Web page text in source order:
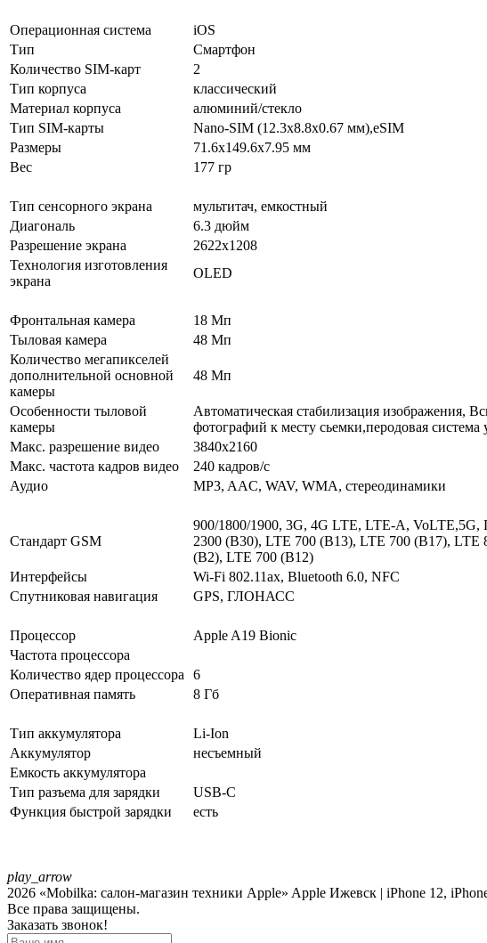
Операционная система
iOS
Тип
Смартфон
Количество SIM-карт
2
Тип корпуса
классический
Материал корпуса
алюминий/стекло
Тип SIM-карты
Nano-SIM (12.3x8.8x0.67 мм),eSIM
Размеры
71.6x149.6x7.95 мм
Вес
177 гр
Тип сенсорного экрана
мультитач, емкостный
Диагональ
6.3 дюйм
Разрешение экрана
2622x1208
Технология изготовления
экрана
OLED
Фронтальная камера
18 Мп
Тыловая камера
48 Мп
Количество мегапикселей
дополнительной основной
камеры
48 Мп
Особенности тыловой
камеры
Автоматическая стабилизация изображения,
фотографий к месту сьемки,перодовая система
Макс. разрешение видео
3840х2160
Макс. частота кадров видео
240 кадров/с
Аудио
MP3, AAC, WAV, WMA, стереодинамики
Стандарт GSM
900/1800/1900, 3G, 4G LTE, LTE-A,
2300 (B30), LTE 700 (B13), LTE 700 (B17),
(B2), LTE 700 (B12)
Интерфейсы
Wi-Fi 802.11ax, Bluetooth 6.0, NFC
Спутниковая навигация
GPS, ГЛОНАСС
Процессор
Apple A19 Bionic
Частота процессора
Количество ядер процессора
6
Оперативная память
8 Гб
Тип аккумулятора
Li-Ion
Аккумулятор
несъемный
Емкость аккумулятора
Тип разъема для зарядки
USB-C
Функция быстрой зарядки
есть
play_arrow
2026 «Mobilka: салон-магазин техники Apple» Apple Ижевск | iPhone 12,
Все права защищены.
Заказать звонок!